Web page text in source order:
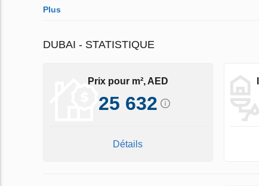
Plus
DUBAI - STATISTIQUE
Prix pour m², AED
25 632
Détails